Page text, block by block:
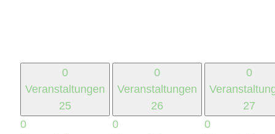
0
Veranstaltungen
25
0
0
Veranstaltungen
26
0
0
27
0